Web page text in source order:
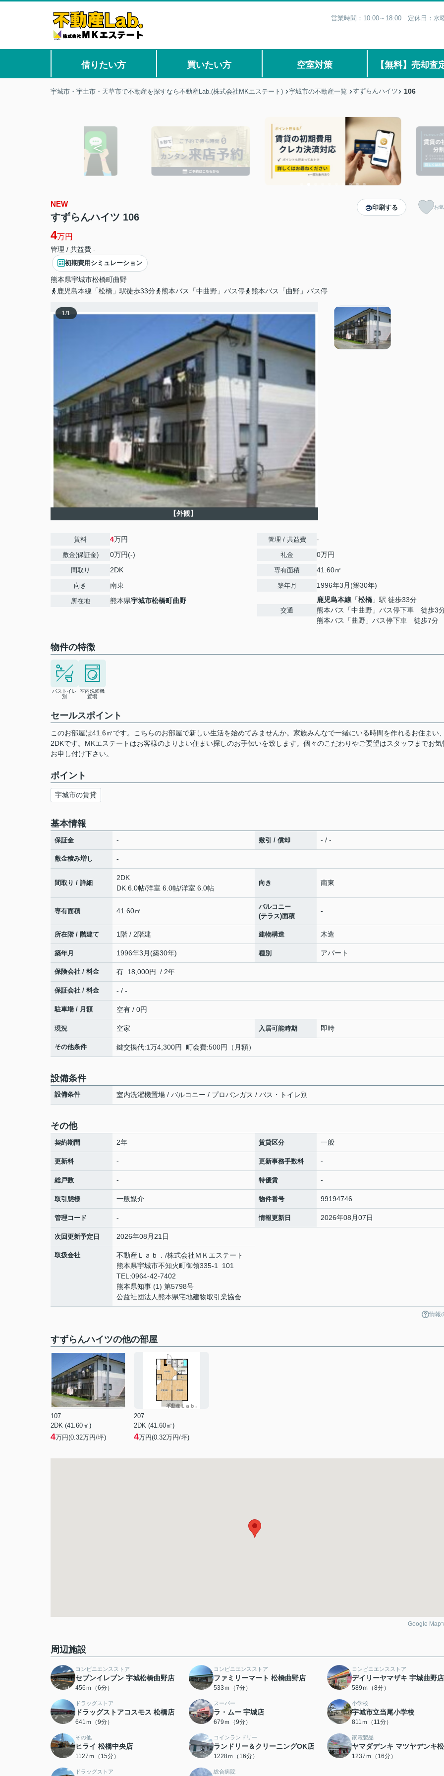
営業時間：10:00～18:00 定休日：水
借りたい方 買いたい方 空室対策 【無料】売却査
宇城市・宇土市・天草市で不動産を探すなら不動産Lab.(株式会社MKエステート) 宇城市の不動産一覧 すずらんハイツ 106
NEW
すずらんハイツ 106
4万円
管理 / 共益費 -
初期費用シミュレーション
熊本県宇城市松橋町曲野
鹿児島本線「松橋」駅徒歩33分
熊本バス「中曲野」バス停 熊本バス「曲野」バス停
印刷する お
1 /1
【外観】
賃料 4万円
敷金(保証金) 0万円(-)
間取り 2DK
向き 南東
所在地 熊本県宇城市松橋町曲野
管理 / 共益費 -
礼金 0万円
専有面積 41.60㎡
築年月 1996年3月(築30年)
交通
鹿児島本線 「松橋 」駅 徒歩33分
熊本バス「中曲野」バス停下車 徒歩3
熊本バス「曲野」バス停下車 徒歩7分
物件の特徴
バストイレ
別
室内洗濯機
置場
セールスポイント
このお部屋は41.6㎡です。こちらのお部屋で新しい生活を始めてみませんか。家族みんなで一緒にいる時間を作れるお住まい
2DKです。MKエステートはお客様のよりよい住まい探しのお手伝いを致します。個々のこだわりやご要望はスタッフまでお気
お申し付け下さい。
ポイント
宇城市の賃貸
基本情報
保証金 - 敷引 / 償却 - / -
敷金積み増し -
間取り / 詳細
2DK
DK 6.0帖/洋室 6.0帖/洋室 6.0帖
向き 南東
専有面積 41.60㎡
バルコニー
(テラス)面積
-
所在階 / 階建て 1階 / 2階建 建物構造 木造
築年月 1996年3月(築30年) 種別 アパート
保険会社 / 料金 有 18,000円 / 2年
保証会社 / 料金 - / -
駐車場 / 月額 空有 / 0円
現況 空家 入居可能時期 即時
その他条件 鍵交換代:1万4,300円 町会費:500円（月額）
設備条件
設備条件 室内洗濯機置場 / バルコニー / プロパンガス / バス・トイレ別
その他
契約期間 2年 賃貸区分 一般
更新料 - 更新事務手数料 -
総戸数 - 特優賃 -
取引態様 一般媒介 物件番号 99194746
管理コード - 情報更新日 2026年08月07日
次回更新予定日 2026年08月21日
取扱会社
不動産Ｌａｂ．/株式会社ＭＫエステート
熊本県宇城市不知火町御領335-1 101
TEL:0964-42-7402
熊本県知事 (1) 第5798号
公益社団法人熊本県宅地建物取引業協会
情報
すずらんハイツの他の部屋
107
2DK (41.60㎡)
4万円(0.32万円/坪)
207
2DK (41.60㎡)
4万円(0.32万円/坪)
Google Map
周辺施設
コンビニエンスストア
セブンイレブン 宇城松橋曲野店
456ｍ（6分）
コンビニエンスストア
ファミリーマート 松橋曲野店
533ｍ（7分）
コンビニエンスストア
デイリーヤマザキ 宇城曲野店
589ｍ（8分）
ドラッグストア
ドラッグストアコスモス 松橋店
641ｍ（9分）
スーパー
ラ・ムー 宇城店
679ｍ（9分）
小学校
宇城市立当尾小学校
811ｍ（11分）
その他
ヒライ 松橋中央店
1127ｍ（15分）
コインランドリー
ランドリー＆クリーニングOK店
1228ｍ（16分）
家電製品
ヤマダデンキ マツヤデンキ
1237ｍ（16分）
ドラッグストア 総合病院